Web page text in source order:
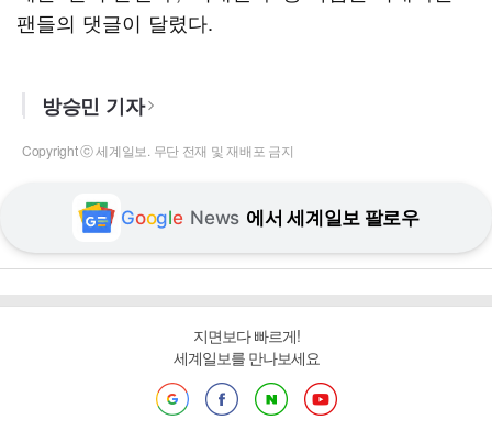
팬들의 댓글이 달렸다.
방승민 기자
Copyright ⓒ 세계일보. 무단 전재 및 재배포 금지
Google News 에서 세계일보 팔로우
지면보다 빠르게!
세계일보를 만나보세요